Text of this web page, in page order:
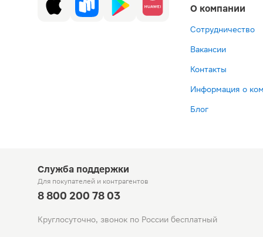
О компании
Сотрудничество
Вакансии
Контакты
Информация о
Блог
Служба поддержки
Для покупателей и контрагентов
8 800 200 78 03
Круглосуточно, звонок по России бесплатный